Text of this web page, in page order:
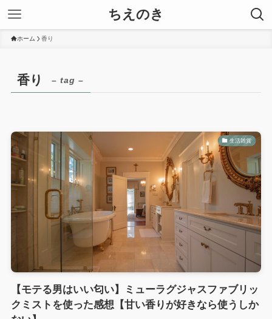
ちえのき
ホーム 香り
香り – tag –
生活雑貨
【モテる男はいい匂い】ミューラグジャスファブリッ
クミストを使った感想【甘い香りが好きなら使うしか